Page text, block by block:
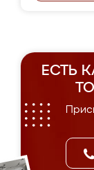
ЕСТЬ